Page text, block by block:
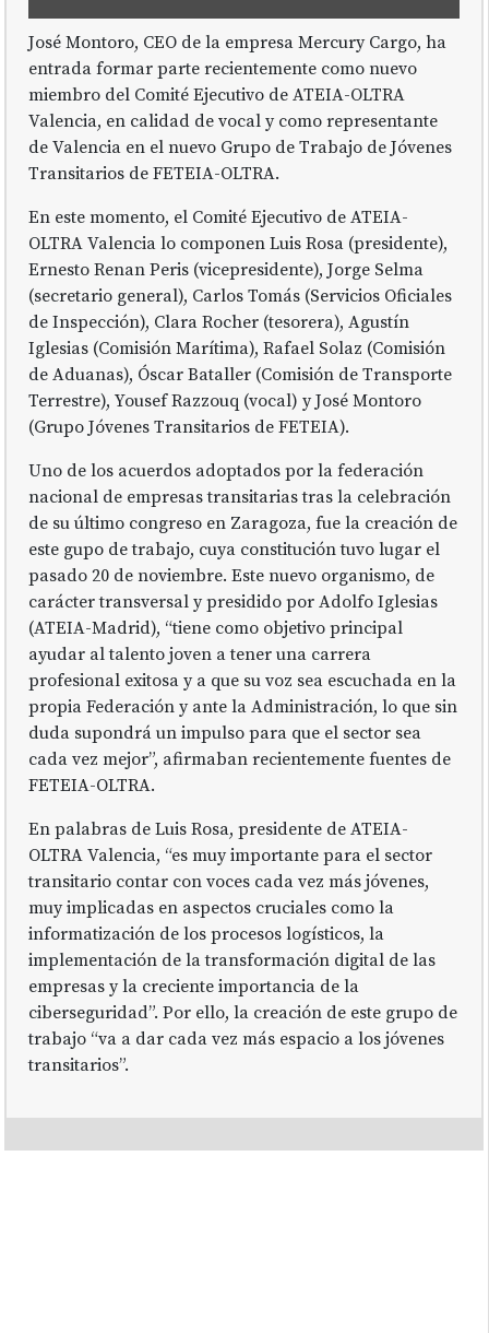
José Montoro, CEO de la empresa Mercury Cargo, ha
entrada formar parte recientemente como nuevo
miembro del Comité Ejecutivo de ATEIA-OLTRA
Valencia, en calidad de vocal y como representante
de Valencia en el nuevo Grupo de Trabajo de Jóvenes
Transitarios de FETEIA-OLTRA.
En este momento, el Comité Ejecutivo de ATEIA-
OLTRA Valencia lo componen Luis Rosa (presidente),
Ernesto Renan Peris (vicepresidente), Jorge Selma
(secretario general), Carlos Tomás (Servicios Oficiales
de Inspección), Clara Rocher (tesorera), Agustín
Iglesias (Comisión Marítima), Rafael Solaz (Comisión
de Aduanas), Óscar Bataller (Comisión de Transporte
Terrestre), Yousef Razzouq (vocal) y José Montoro
(Grupo Jóvenes Transitarios de FETEIA).
Uno de los acuerdos adoptados por la federación
nacional de empresas transitarias tras la celebración
de su último congreso en Zaragoza, fue la creación de
este gupo de trabajo, cuya constitución tuvo lugar el
pasado 20 de noviembre. Este nuevo organismo, de
carácter transversal y presidido por Adolfo Iglesias
(ATEIA-Madrid), “tiene como objetivo principal
ayudar al talento joven a tener una carrera
profesional exitosa y a que su voz sea escuchada en la
propia Federación y ante la Administración, lo que sin
duda supondrá un impulso para que el sector sea
cada vez mejor”, afirmaban recientemente fuentes de
FETEIA-OLTRA.
En palabras de Luis Rosa, presidente de ATEIA-
OLTRA Valencia, “es muy importante para el sector
transitario contar con voces cada vez más jóvenes,
muy implicadas en aspectos cruciales como la
informatización de los procesos logísticos, la
implementación de la transformación digital de las
empresas y la creciente importancia de la
ciberseguridad”. Por ello, la creación de este grupo de
trabajo “va a dar cada vez más espacio a los jóvenes
transitarios”.